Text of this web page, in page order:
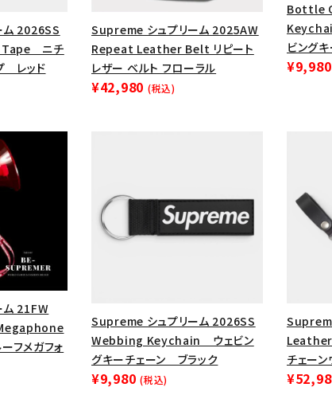
ーワードから探す
価格から探す
在
2026SS
ニチ
レッド
Supreme シュプリーム 2025AW
Repeat Leather Belt リピート
レザー ベルト フローラル
¥42,980 (税込)
Bottle
ビング
¥9,980
21FW
フメガフォ
Supreme シュプリーム 2026SS
Webbing Keychain ウェビン
グキーチェーン ブラック
¥9,980 (税込)
チェーン